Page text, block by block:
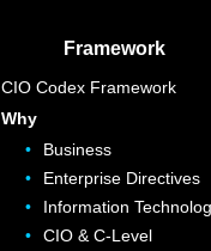
Framework
CIO Codex Framework
Why
Business
Enterprise Directives
Information
CIO & C-Level